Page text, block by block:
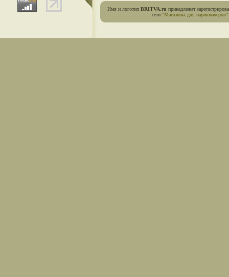
Имя и логотип BRITVA.ru принадлежат
сети "Магазины для парикмахеров"